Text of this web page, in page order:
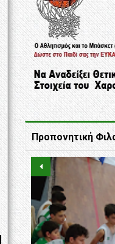
Προπονητική